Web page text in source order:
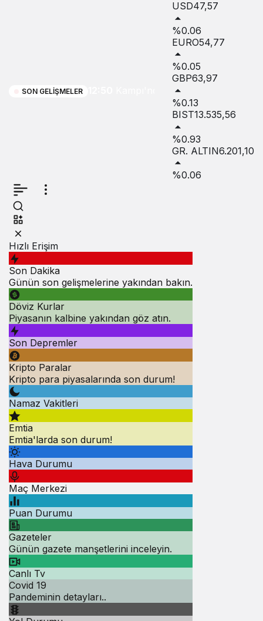
SON GELIŞMELER
USD47,57
%0.06
EURO54,77
%0.05
GBP63,97
%0.13
BIST13.535,56
%0.93
GR. ALTIN6.201,10
%0.06
Hızlı Erişim
Son Dakika
Günün son gelişmelerine yakından bakın.
Döviz Kurlar
Piyasanın kalbine yakından göz atın.
Son Depremler
Kripto Paralar
Kripto para piyasalarında son durum!
Namaz Vakitleri
Emtia
Emtia'larda son durum!
Hava Durumu
Maç Merkezi
Puan Durumu
Gazeteler
Günün gazete manşetlerini inceleyin.
Canlı Tv
Covid 19
Pandeminin detayları..